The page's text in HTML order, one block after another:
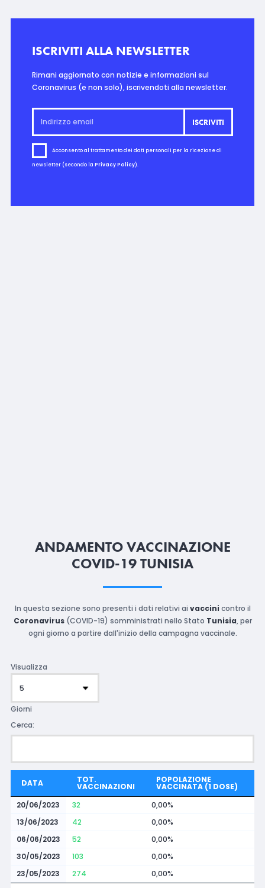
ISCRIVITI ALLA NEWSLETTER
Rimani aggiornato con notizie e informazioni sul
Coronavirus (e non solo), iscrivendoti alla newsletter.
Acconsento al trattamento dei dati personali per la ricezione di
newsletter (secondo la Privacy Policy).
ANDAMENTO VACCINAZIONE
COVID-19 TUNISIA
In questa sezione sono presenti i dati relativi ai vaccini contro il
Coronavirus(COVID-19) somministrati nello Stato Tunisia, per
ogni giorno a partire dall'inizio della campagna vaccinale.
Visualizza
Giorni
Cerca:
DATA TOT.
VACCINAZIONI
POPOLAZIONE
VACCINATA (1 DOSE)
20/06/2023
32
0,00%
13/06/2023
42
0,00%
06/06/2023
52
0,00%
30/05/2023
103
0,00%
23/05/2023
274
0,00%